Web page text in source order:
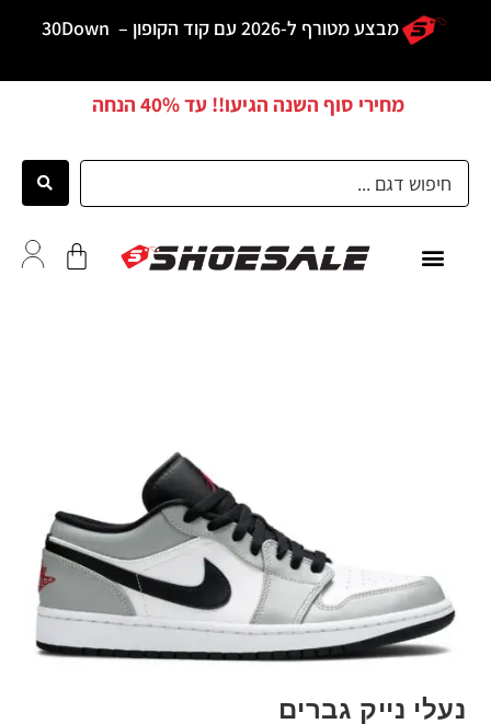
מבצע מטורף ל-2026 עם קוד הקופון – 30Down
מחירי סוף השנה הגיעו!! עד40% הנחה
נעלי נייק גברים